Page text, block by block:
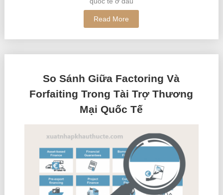
Read More
So Sánh Giữa Factoring Và
Forfaiting Trong Tài Trợ Thương
Mại Quốc Tế